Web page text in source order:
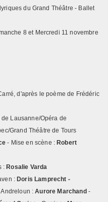
du Grand Théâtre - Ballet
8 et Mercredi 11 novembre
d'après le poème de Frédéric
Lausanne/Opéra de
Grand Théâtre de Tours
- Mise en scène : Robert
: Rosalie Varda
: Doris Lamprecht -
Andreloun :Aurore Marchand -